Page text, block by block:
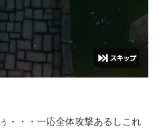
・・・一応全体攻撃あるしこれ